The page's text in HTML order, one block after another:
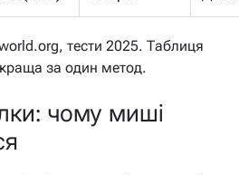
тести 2025. Таблиця
за один метод.
чому миші